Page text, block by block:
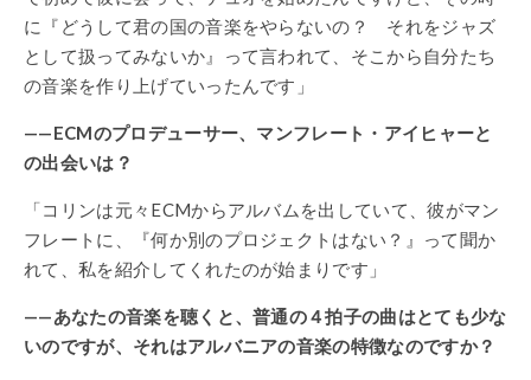
に『どうして君の国の音楽をやらないの？ それをジャズ
として扱ってみないか』って言われて、そこから自分たち
の音楽を作り上げていったんです」
——ECMのプロデューサー、マンフレート・アイヒャーと
の出会いは？
「コリンは元々ECMからアルバムを出していて、彼がマン
フレートに、『何か別のプロジェクトはない？』って聞か
れて、私を紹介してくれたのが始まりです」
——あなたの音楽を聴くと、普通の４拍子の曲はとても少な
いのですが、それはアルバニアの音楽の特徴なのですか？